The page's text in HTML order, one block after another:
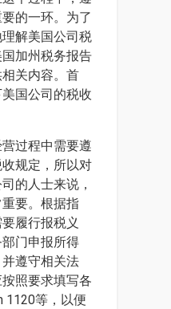
的一环。为了
解美国公司税
加州税务报告
关内容。首
国公司的税收
过程中需要遵
规定，所以对
的人士来说，
要。根据指
履行报税义
门申报所得
遵守相关法
照要求填写各
1120等，以便